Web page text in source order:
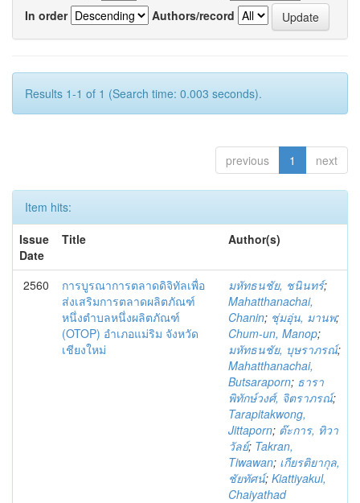
In order
Authors/record
Results 1-1 of 1 (Search time: 0.003 seconds).
previous 1 next
Item hits:
Issue
Date
Title Author(s)
2560
การบูรณาการตลาดดิจิทัลเพื่อ
ส่งเสริมการตลาดผลิตภัณฑ์
หนึ่งตำบลหนึ่งผลิตภัณฑ์
(OTOP) อำเภอแม่ริม จังหวัด
เชียงใหม่
มหัทธนชัย, ชนินทร์;
Mahatthanachai,
Chanin; ชุ่มอุ่น, มานพ;
Chum-un, Manop;
มหัทธนชัย, บุษราภรณ์;
Mahatthanachai,
Butsaraporn; ธารา
พิทักษ์วงศ์, จิตราภรณ์;
Tarapitakwong,
Jittaporn; ต๊ะการ, ทิวา
วัลย์; Takran,
Tiwawan; เกียรติยากุล,
ชัยทัศน์; Kiattiyakul,
Chaiyathad